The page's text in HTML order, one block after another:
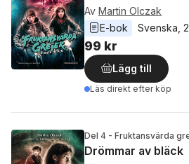
Av Martin Olczak
E-bok
Svenska
99 kr
Lägg till
Läs direkt efter köp
Del 4 - Fruktansvärda
Drömmar av bläck